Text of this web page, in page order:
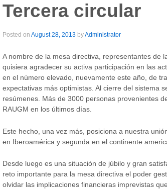
Tercera circular
Posted on August 28, 2013 byAdministrator
A nombre de la mesa directiva, representantes de
quisiera agradecer su activa participación en las
en el número elevado, nuevamente este año, de
expectativas más optimistas. Al cierre del sistema
resúmenes. Más de 3000 personas provenientes
RAUGM en los últimos días.
Este hecho, una vez más, posiciona a nuestra
en Iberoamérica y segunda en el continente
Desde luego es una situación de júbilo y gran
reto importante para la mesa directiva el poder
olvidar las implicaciones financieras imprevistas